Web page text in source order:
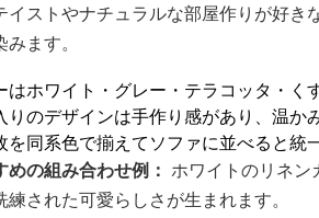
イストやナチュラルな部屋作りが好き
みます。
はホワイト・グレー・テラコッタ・く
りのデザインは手作り感があり、温か
を同系色で揃えてソファに並べると統
めの組み合わせ例： ホワイトのリネン
練された可愛らしさが生まれます。